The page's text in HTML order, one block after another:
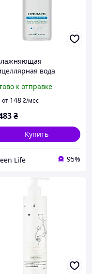
вода
ED Cosmetics, 200
к отправке
от 148₴/мес
₴
Купить
Life 95%